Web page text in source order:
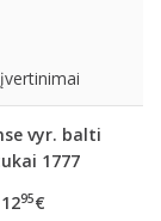
vyr. balti
1777
1295€